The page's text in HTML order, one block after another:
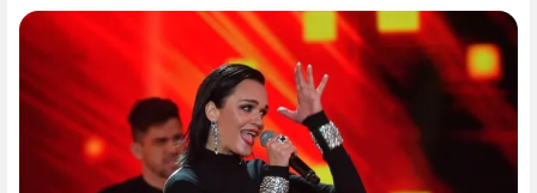
ЗДОРОВЬЕ
ЭКОНОМИКА
ПРОИСШЕСТВИЯ
СОННИК